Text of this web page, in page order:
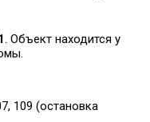
. Объект находится у
109 (остановка